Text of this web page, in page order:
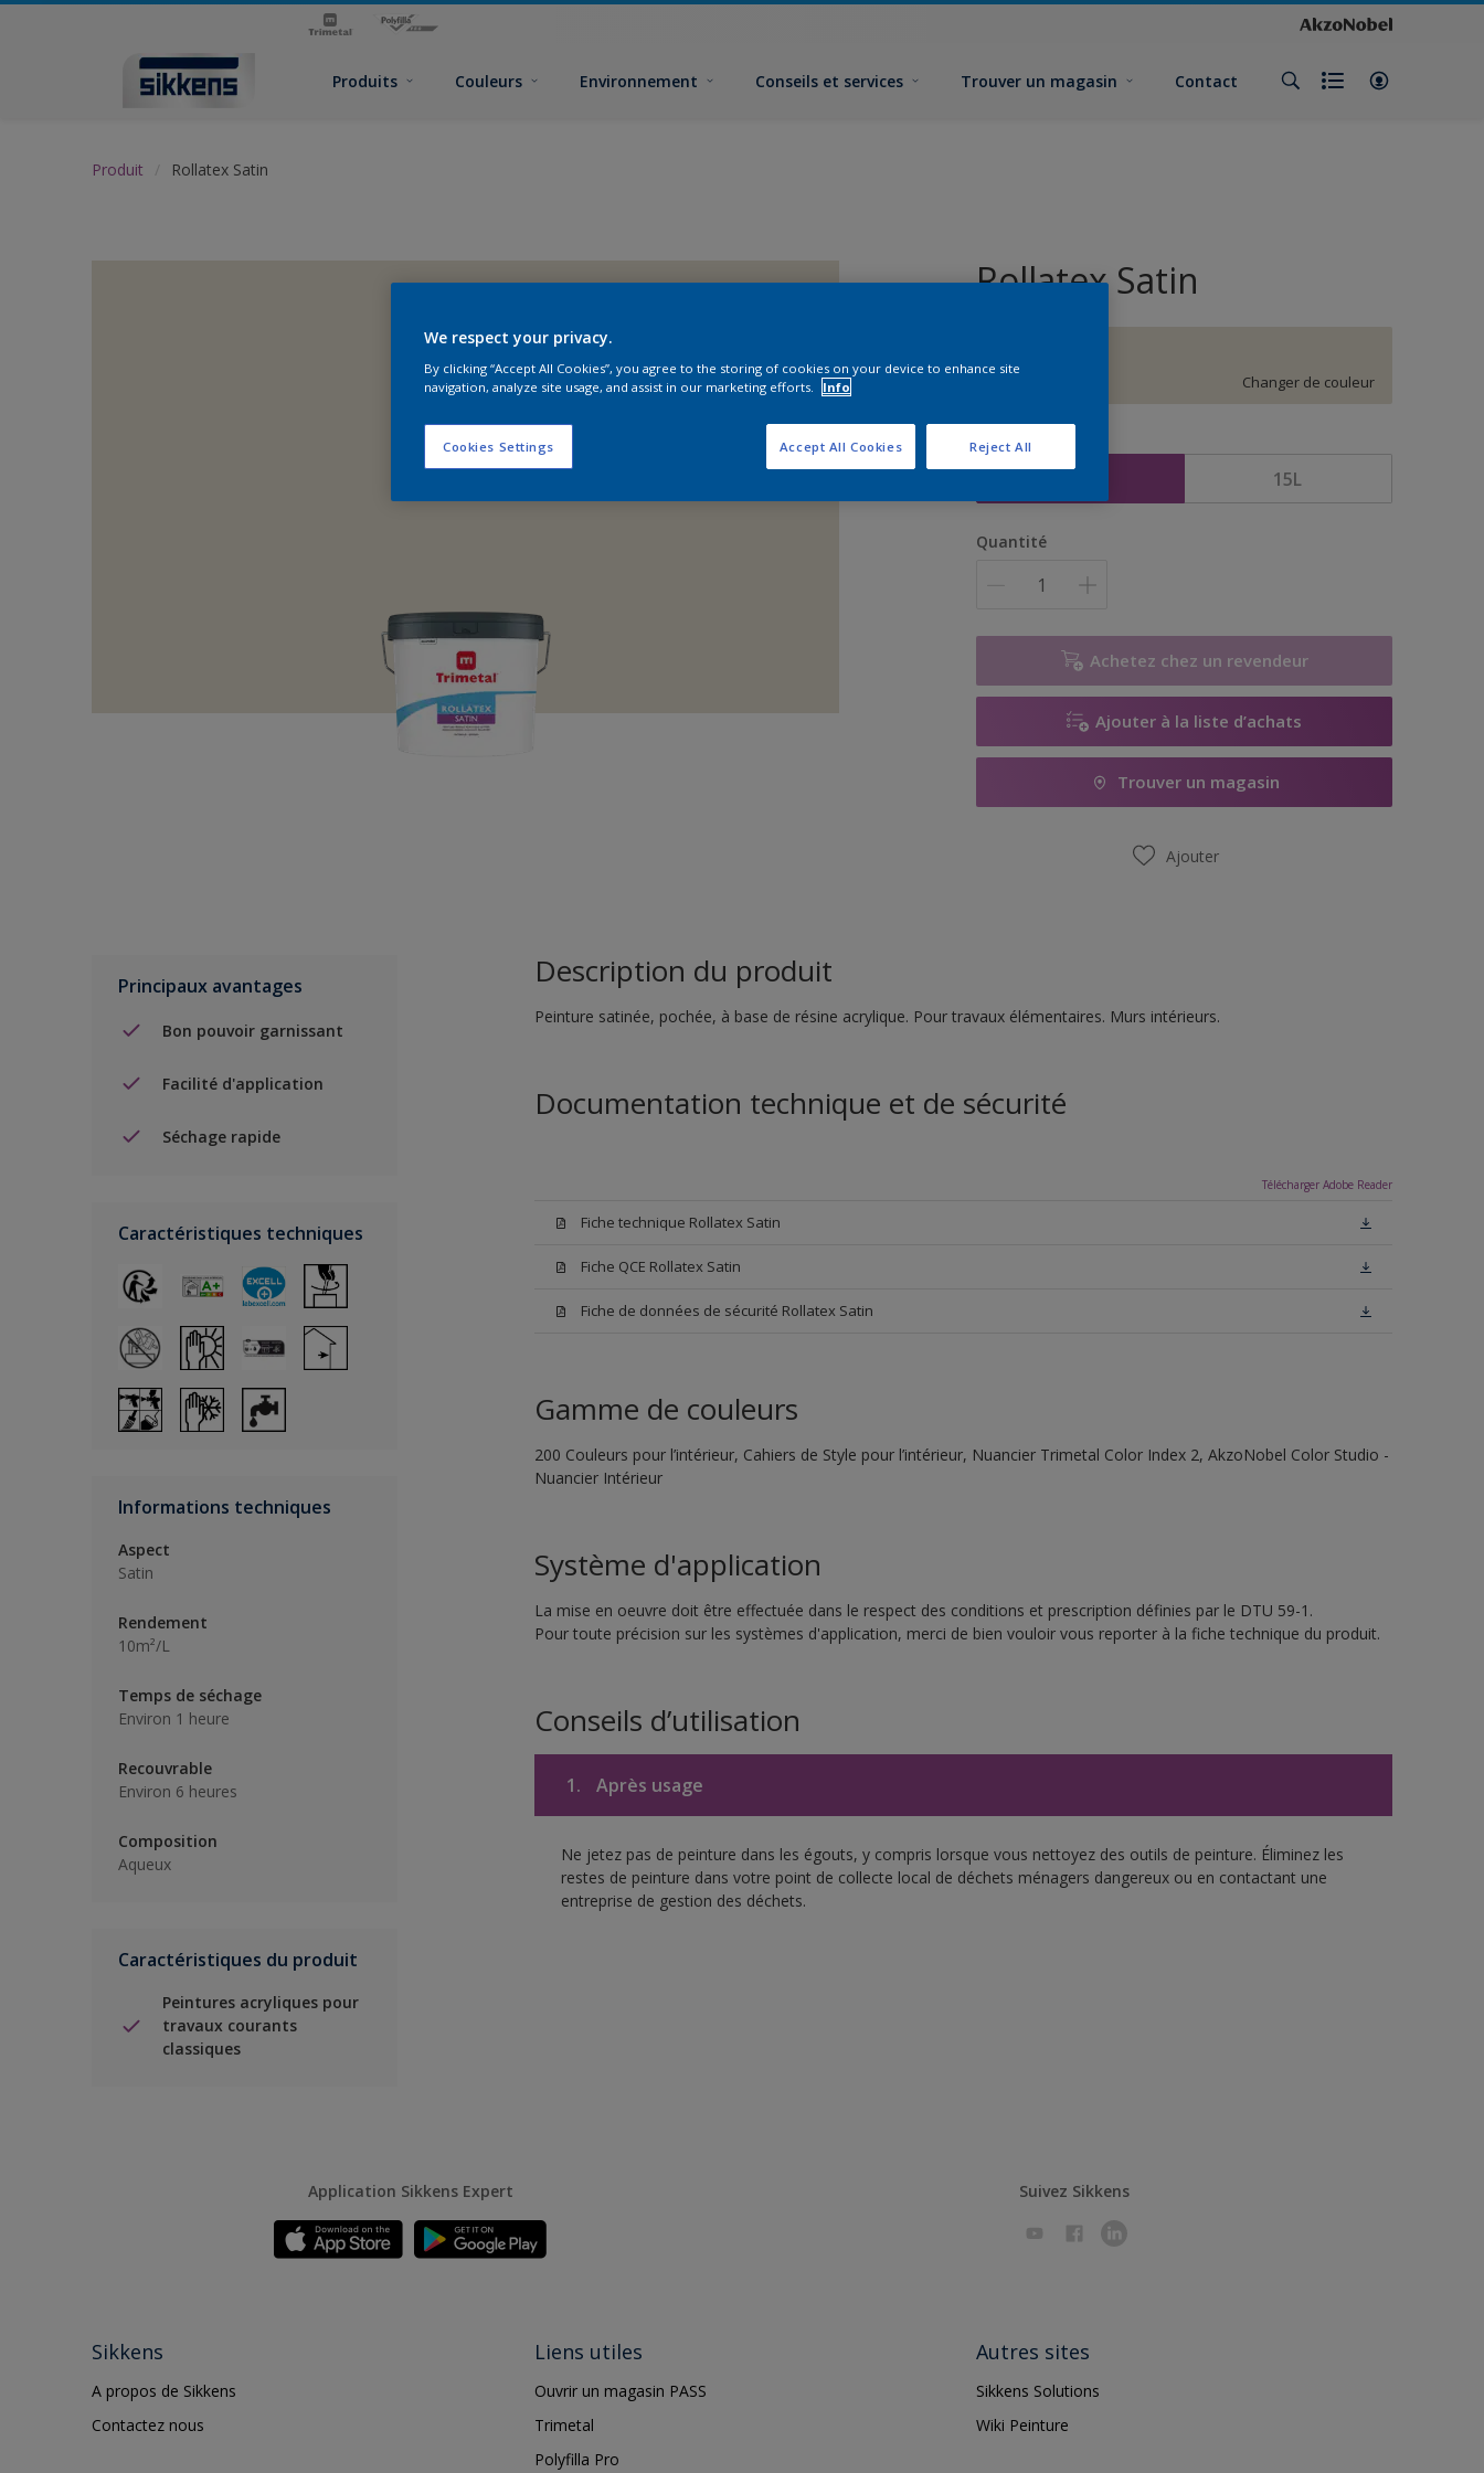
Produits Couleurs Environnement Conseils et services Trouver un magasin Contact
Produit Rollatex Satin
Rollatex Satin
Changer de couleur
Format
15L
Quantité
Achetez chez un revendeur
Ajouter à la liste d’achats
Trouver un magasin
Ajouter
Principaux avantages
Bon pouvoir garnissant
Facilité d'application
Séchage rapide
Caractéristiques techniques
Informations techniques
Aspect
Satin
Rendement
10m²/L
Temps de séchage
Environ 1 heure
Recouvrable
Environ 6 heures
Composition
Aqueux
Caractéristiques du produit
Peintures acryliques pour
travaux courants
classiques
Description du produit
Peinture satinée, pochée, à base de résine acrylique. Pour travaux élémentaires. Murs intérieurs.
Documentation technique et de sécurité
Télécharger Adobe Reader
Fiche technique Rollatex Satin
Fiche QCE Rollatex Satin
Fiche de données de sécurité Rollatex Satin
Gamme de couleurs
200 Couleurs pour l’intérieur, Cahiers de Style pour l’intérieur, Nuancier Trimetal Color Index 2, AkzoNobel Color Studio -
Nuancier Intérieur
Système d'application
La mise en oeuvre doit être effectuée dans le respect des conditions et prescription définies par le DTU 59-1.
Pour toute précision sur les systèmes d'application, merci de bien vouloir vous reporter à la fiche technique du produit.
Conseils d’utilisation
1. Après usage
Ne jetez pas de peinture dans les égouts, y compris lorsque vous nettoyez des outils de peinture. Éliminez les
restes de peinture dans votre point de collecte local de déchets ménagers dangereux ou en contactant une
entreprise de gestion des déchets.
Application Sikkens Expert Suivez Sikkens
Sikkens
A propos de Sikkens
Contactez nous
Liens utiles
Ouvrir un magasin PASS
Trimetal
Polyfilla Pro
Autres sites
Sikkens Solutions
Wiki Peinture
We respect your privacy.
By clicking “Accept All Cookies”, you agree to the storing of cookies on your device to enhance site
navigation, analyze site usage, and assist in our marketing efforts.
Info
Cookies Settings Reject All
Accept All Cookies